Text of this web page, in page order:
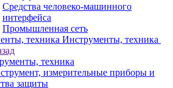
Средства человеко-машинного
интерфейса
Промышленная сеть
Инструменты, техника
техника